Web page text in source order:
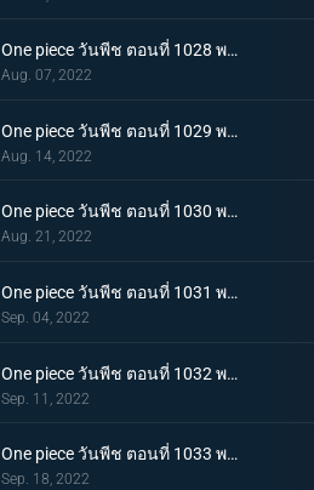
One piece วันพีช ตอนที่ 1028 พากย์ไทย ก้ามข้ามสี่จักรพรรดิสิ หมัดเหล็กโต้กลับของลูฟี่
Aug. 07, 2022
One piece วันพีช ตอนที่ 1029 พากย์ไทย ความทรงจำลางเลือน ลูฟี่กับอูตะลูกสาวของผมแดง
Aug. 14, 2022
One piece วันพีช ตอนที่ 1030 พากย์ไทย คำสาบานต่อยุคสมัยใหม่! ลูฟี่กับอูตะ
Aug. 21, 2022
One piece วันพีช ตอนที่ 1031 พากย์ไทย นามิตะโกนสุดเสียง เดธเรซแบบจนตรอก
Sep. 04, 2022
One piece วันพีช ตอนที่ 1032 พากย์ไทย รุ่งอรุณของแคว้นวะ ทุกด้านประจันหน้าสุดเดือด
Sep. 11, 2022
One piece วันพีช ตอนที่ 1033 พากย์ไทย ชี้ขาด หมัดราชันย์เร่งความเร็วของลูฟี่
Sep. 18, 2022